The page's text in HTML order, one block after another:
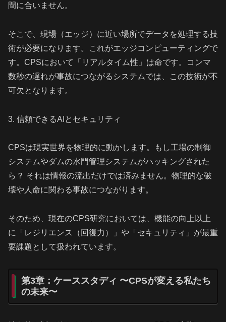
間に合いません。
そこで、現場（エッジ）に近い場所でデータを処理する技
術が必要になります。これがエッジコンピューティングで
す。CPSにおいて「リアルタイム性」は命です。コンマ
数秒の遅れが事故につながるシステムでは、この技術が不
可欠となります。
3. 信頼できるAIとセキュリティ
CPSは現実世界を物理的に動かします。もし工場の制御
システムやダムの水門管理システムがハッキングされた
ら？ それは情報の流出だけでは済みません。物理的な破
壊や人命に関わる事故につながります。
そのため、現在のCPS研究においては、機能の向上以上
に「レジリエンス（回復力）」や「セキュリティ」が最重
要課題として扱われています。
第3章：ケーススタディ 〜CPSが変える私たち
の未来〜